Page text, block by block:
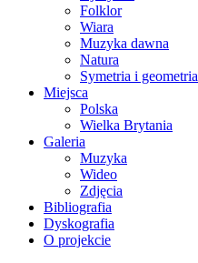
Folklor
Wiara
Muzyka dawna
Natura
Symetria i geometria
Miejsca
Polska
Wielka Brytania
Galeria
Muzyka
Wideo
Zdjęcia
Bibliografia
Dyskografia
O projekcie